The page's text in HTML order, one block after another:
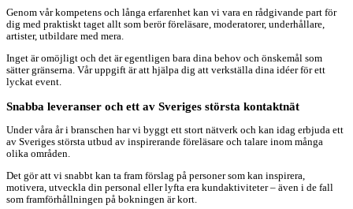
Genom vår kompetens och långa erfarenhet kan vi vara en rådgivande part för
dig med praktiskt taget allt som berör föreläsare, moderatorer, underhållare,
artister, utbildare med mera.
Inget är omöjligt och det är egentligen bara dina behov och önskemål som
sätter gränserna. Vår uppgift är att hjälpa dig att verkställa dina idéer för ett
lyckat event.
Snabba leveranser och ett av Sveriges största kontaktnät
Under våra år i branschen har vi byggt ett stort nätverk och kan idag erbjuda ett
av Sveriges största utbud av inspirerande föreläsare och talare inom många
olika områden.
Det gör att vi snabbt kan ta fram förslag på personer som kan inspirera,
motivera, utveckla din personal eller lyfta era kundaktiviteter – även i de fall
som framförhållningen på bokningen är kort.